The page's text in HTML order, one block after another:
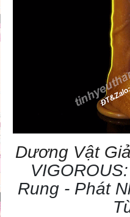
Dương Vật Giả
Rung - Phát